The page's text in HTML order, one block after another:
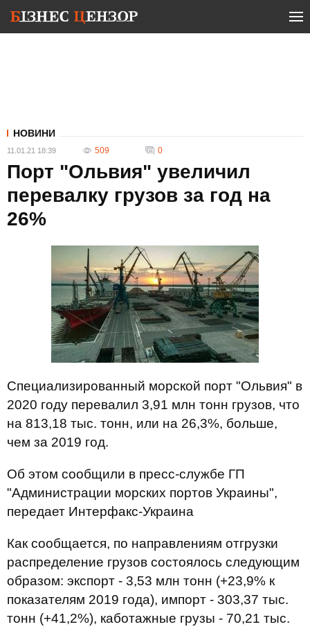
НОВИНИ
11.01.21 18:39 509 0
Порт "Ольвия" увеличил
перевалку грузов за год на
26%
Специализированный морской порт "Ольвия" в
2020 году перевалил 3,91 млн тонн грузов, что
на 813,18 тыс. тонн, или на 26,3%, больше,
чем за 2019 год.
Об этом сообщили в пресс-службе ГП
"Администрации морских портов Украины",
передает Интерфакс-Украина
Как сообщается, по направлениям отгрузки
распределение грузов состоялось следующим
образом: экспорт - 3,53 млн тонн (+23,9% к
показателям 2019 года), импорт - 303,37 тыс.
тонн (+41,2%), каботажные грузы - 70,21 тыс.